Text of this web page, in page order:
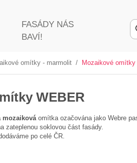
FASÁDY NÁS
BAVÍ!
omítky - marmolit / Mozaikové
WEBER
mozaikováomítka ozačována jako Webre
zateplenou soklovou část fasády.
po celé ČR.